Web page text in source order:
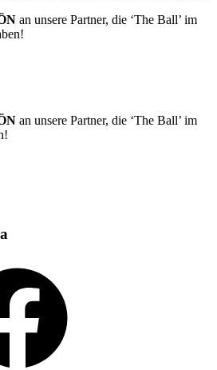
an unsere Partner, die ‘The Ball’ im
an unsere Partner, die ‘The Ball’ im